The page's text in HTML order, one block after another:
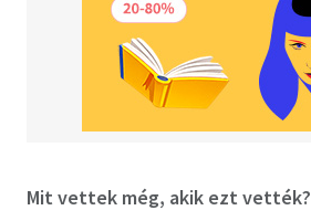
Mit vettek még, akik ezt vették?